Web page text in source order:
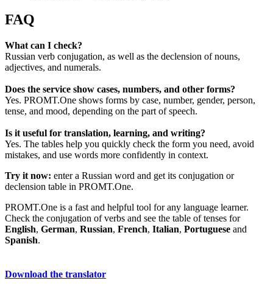
FAQ
What can I check?
Russian verb conjugation, as well as the declension of nouns,
adjectives, and numerals.
Does the service show cases, numbers, and other forms?
Yes. PROMT.One shows forms by case, number, gender, person,
tense, and mood, depending on the part of speech.
Is it useful for translation, learning, and writing?
Yes. The tables help you quickly check the form you need, avoid
mistakes, and use words more confidently in context.
Try it now: enter a Russian word and get its conjugation or
declension table in PROMT.One.
PROMT.One is a fast and helpful tool for any language learner.
Check the conjugation of verbs and see the table of tenses for
English, German, Russian, French, Italian, Portuguese and
Spanish.
Download the translator